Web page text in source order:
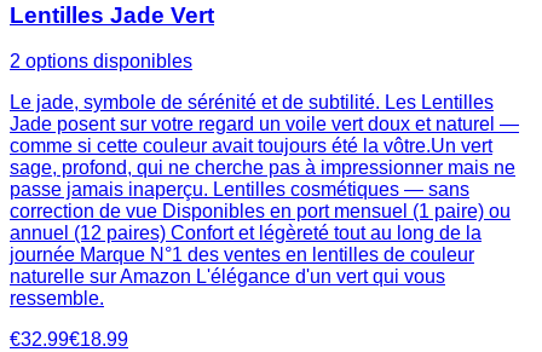
Lentilles Jade Vert
2 options disponibles
Le jade, symbole de sérénité et de subtilité. Les Lentilles
Jade posent sur votre regard un voile vert doux et naturel —
comme si cette couleur avait toujours été la vôtre.Un vert
sage, profond, qui ne cherche pas à impressionner mais ne
passe jamais inaperçu. Lentilles cosmétiques — sans
correction de vue Disponibles en port mensuel (1 paire) ou
annuel (12 paires) Confort et légèreté tout au long de la
journée Marque N°1 des ventes en lentilles de couleur
naturelle sur Amazon L'élégance d'un vert qui vous
ressemble.
€32.99€18.99